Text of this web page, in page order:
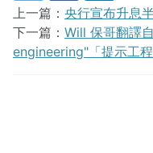
上一篇： 央行宣布升息
下一篇： Will 保哥翻譯
engineering"「提示工程